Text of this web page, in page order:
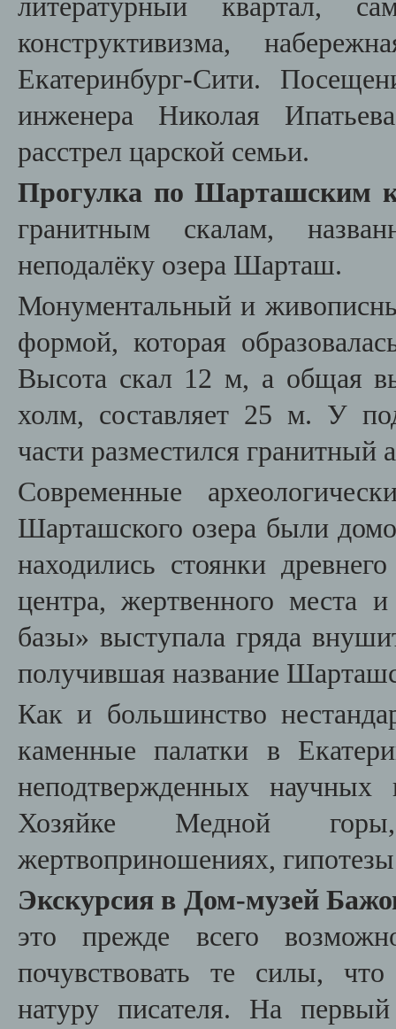
литературный квартал,
конструктивизма,
Екатеринбург-Сити.
инженера Николая
расстрел царской семьи.
Прогулка по Шарташским
гранитным скалам,
неподалёку озера Шарташ.
Монументальный и
формой, которая
Высота скал 12 м, а общая
холм, составляет 25 м. У
части разместился гранитный
Современные
Шарташского озера были
находились стоянки
центра, жертвенного места
базы» выступала гряда
получившая название
Как и большинство
каменные палатки в
неподтвержденных
Хозяйке Медной
жертвоприношениях,
Экскурсия в Дом-музей
это прежде всего
почувствовать те силы,
натуру писателя. На